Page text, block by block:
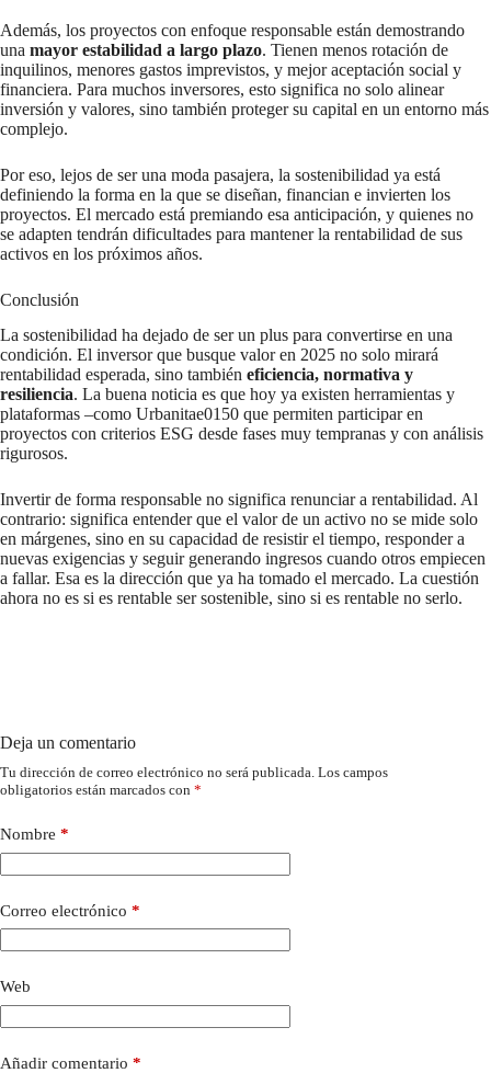
Además, los proyectos con enfoque responsable están demostrando
una mayor estabilidad a largo plazo. Tienen menos rotación de
inquilinos, menores gastos imprevistos, y mejor aceptación social y
financiera. Para muchos inversores, esto significa no solo alinear
inversión y valores, sino también proteger su capital en un entorno más
complejo.
Por eso, lejos de ser una moda pasajera, la sostenibilidad ya está
definiendo la forma en la que se diseñan, financian e invierten los
proyectos. El mercado está premiando esa anticipación, y quienes no
se adapten tendrán dificultades para mantener la rentabilidad de sus
activos en los próximos años.
Conclusión
La sostenibilidad ha dejado de ser un plus para convertirse en una
condición. El inversor que busque valor en 2025 no solo mirará
rentabilidad esperada, sino también eficiencia, normativa y
resiliencia. La buena noticia es que hoy ya existen herramientas y
plataformas –como Urbanitae0150 que permiten participar en
proyectos con criterios ESG desde fases muy tempranas y con análisis
rigurosos.
Invertir de forma responsable no significa renunciar a rentabilidad. Al
contrario: significa entender que el valor de un activo no se mide solo
en márgenes, sino en su capacidad de resistir el tiempo, responder a
nuevas exigencias y seguir generando ingresos cuando otros empiecen
a fallar. Esa es la dirección que ya ha tomado el mercado. La cuestión
ahora no es si es rentable ser sostenible, sino si es rentable no serlo.
Deja un comentario
Tu dirección de correo electrónico no será publicada. Los campos
obligatorios están marcados con *
Nombre *
Correo electrónico *
Web
Añadir comentario *